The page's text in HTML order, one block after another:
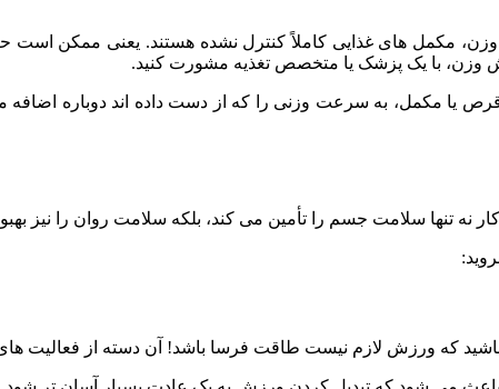
مکمل های غذایی کاملاً کنترل نشده هستند. یعنی ممکن
وزن، با یک پزشک یا متخصص تغذیه مشورت کنید.
به سرعت وزنی را که از دست داده اند دوباره اضافه می
نه تنها سلامت جسم را تأمین می کند، بلکه سلامت روان را نیز
که ورزش لازم نیست طاقت فرسا باشد! آن دسته از فعالیت های